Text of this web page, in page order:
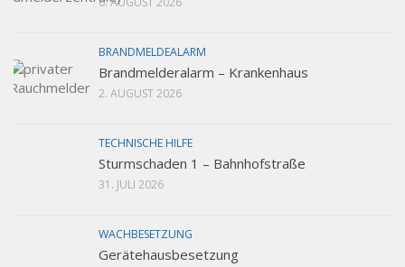
BRANDMELDEALARM
Brandmelderalarm – Krankenhaus
2. AUGUST 2026
TECHNISCHE HILFE
Sturmschaden 1 – Bahnhofstraße
31. JULI 2026
WACHBESETZUNG
Gerätehausbesetzung